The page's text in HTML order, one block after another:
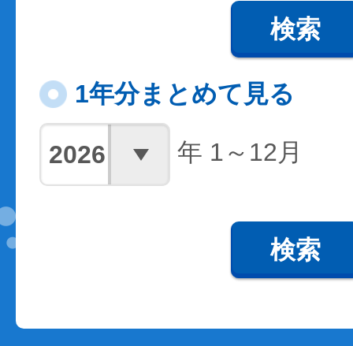
検索
1年分まとめて見る
年 1～12月
検索